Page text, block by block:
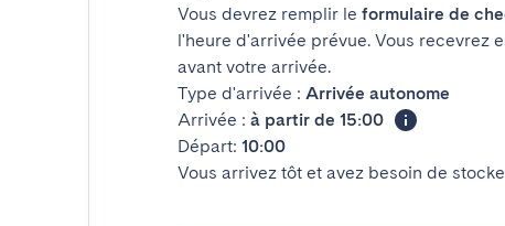
Vous devrez remplir le formulaire de
l'heure d'arrivée prévue. Vous recevrez
avant votre arrivée.
Type d'arrivée : Arrivée autonome
Arrivée : à partir de 15:00
Départ: 10:00
Vous arrivez tôt et avez besoin de